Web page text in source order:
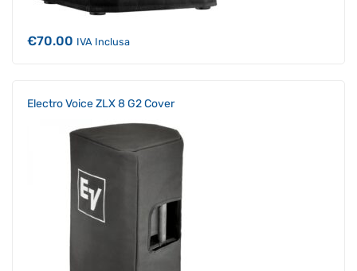
€70.00 IVA Inclusa
Electro Voice ZLX 8 G2 Cover